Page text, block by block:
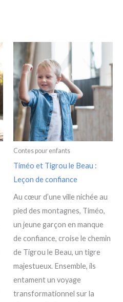
Contes pour enfants
Timéo et Tigrou le Beau :
Leçon de confiance
Au cœur d’une ville nichée au
pied des montagnes, Timéo,
un jeune garçon en manque
de confiance, croise le chemin
de Tigrou le Beau, un tigre
majestueux. Ensemble, ils
entament un voyage
transformationnel sur la